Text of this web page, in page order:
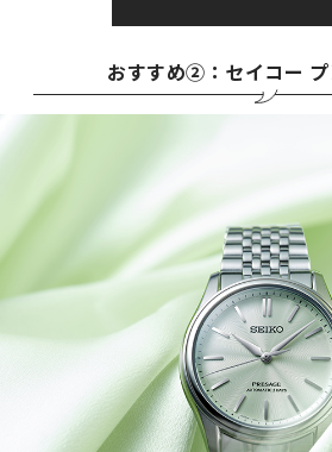
おすすめ②：セイコー プ